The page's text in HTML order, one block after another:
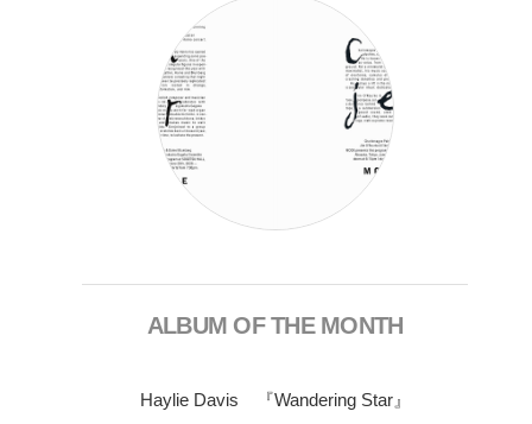
ALBUM OF THE MONTH
Haylie Davis 『Wandering Star』